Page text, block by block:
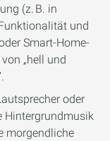
(z. B. in
und
Smart-Home-
„hell und
oder
Hintergrundmusik
morgendliche